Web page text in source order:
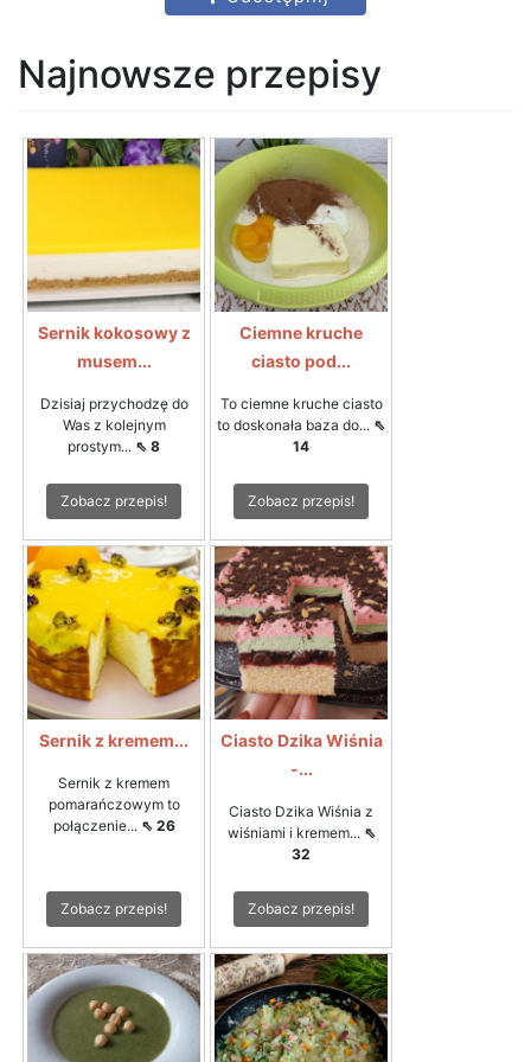
Najnowsze przepisy
Sernik kokosowy z
musem...
Dzisiaj przychodzę do
Was z kolejnym
prostym... ⇖ 8
Zobacz przepis!
Ciemne kruche
ciasto pod...
To ciemne kruche ciasto
to doskonała baza do... ⇖
14
Zobacz przepis!
Sernik z kremem...
Sernik z kremem
pomarańczowym to
połączenie... ⇖ 26
Zobacz przepis!
Ciasto Dzika Wiśnia
-...
Ciasto Dzika Wiśnia z
wiśniami i kremem... ⇖
32
Zobacz przepis!